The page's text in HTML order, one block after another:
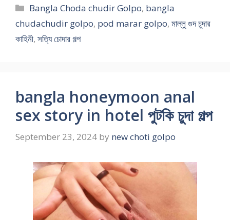
Categories
Bangla Choda chudir Golpo, bangla
chudachudir golpo, pod marar golpo, মাল্লু গুদ চুদার
কাহিনী, সত্যি চোদার গল্প
bangla honeymoon anal
sex story in hotel পুটকি চুদা গল্প
September 23, 2024 by new choti golpo